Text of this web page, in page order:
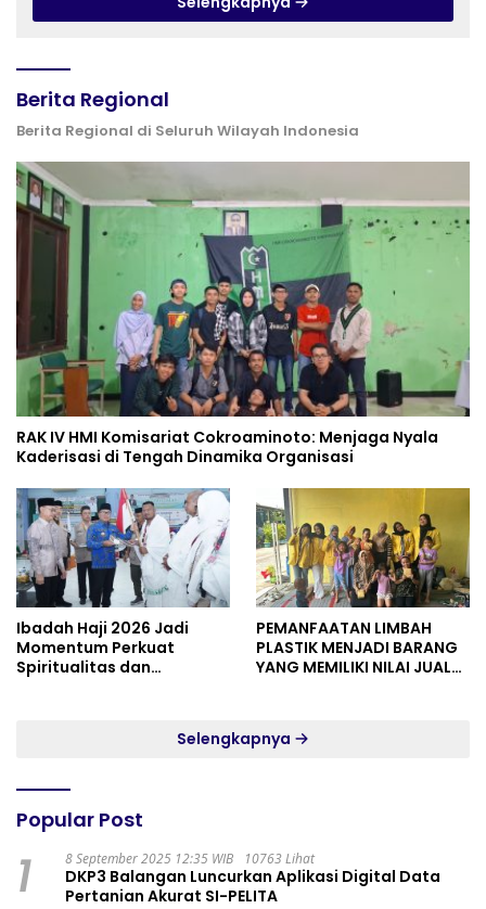
Berita Regional
Berita Regional di Seluruh Wilayah Indonesia
RAK IV HMI Komisariat Cokroaminoto: Menjaga Nyala
Kaderisasi di Tengah Dinamika Organisasi
Ibadah Haji 2026 Jadi
Momentum Perkuat
Spiritualitas dan
PEMANFAATAN LIMBAH
PLASTIK MENJADI BARANG
YANG MEMILIKI NILAI JUAL
Selengkapnya
Popular Post
1 8 September 2025 12:35 WIB 10763 Lihat
DKP3 Balangan Luncurkan Aplikasi Digital Data
Pertanian Akurat SI-PELITA